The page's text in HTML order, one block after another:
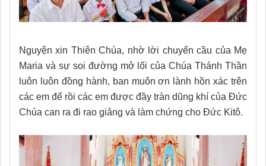
Nguyện xin Thiên Chúa, nhờ lời chuyển cầu của Mẹ
Maria và sự soi đường mở lối của Chúa Thánh Thần
luôn luôn đồng hành, ban muôn ơn lành hồn xác trên
các em để rồi các em được đầy tràn dũng khí của Đức
Chúa can ra đi rao giảng và làm chứng cho Đức Kitô.